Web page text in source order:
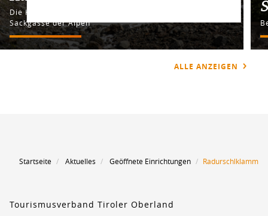
Die Kaunertaler Gletscherstraße als schönste
Sackgasse der Alpen
ALLE ANZEIGEN
Startseite Aktuelles Geöffnete Einrichtungen Radurschlklamm
Tourismusverband Tiroler Oberland